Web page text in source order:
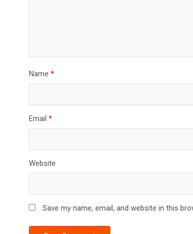
Name *
Email *
Website
Save my name, email, and website in this